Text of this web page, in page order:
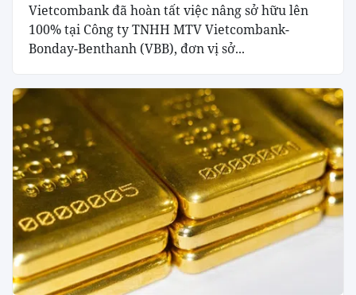
Vietcombank đã hoàn tất việc nâng sở hữu lên
100% tại Công ty TNHH MTV Vietcombank-
Bonday-Benthanh (VBB), đơn vị sở...